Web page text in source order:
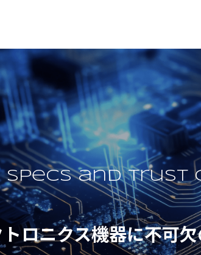
specs and
ロニクス機器に不可